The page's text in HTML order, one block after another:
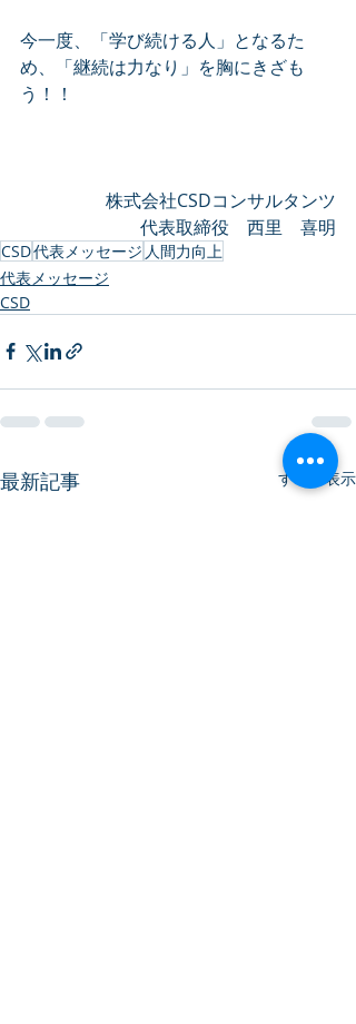
今一度、「学び続ける人」となるた
め、「継続は力なり」を胸にきざも
う！！
株式会社CSDコンサルタンツ
代表取締役　西里　喜明
CSD代表メッセージ 人間力向上
代表メッセージ
CSD
最新記事 すべて表示